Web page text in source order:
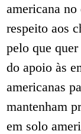
americana no
respeito aos
pelo que
do apoio às
americanas
mantenham
em solo